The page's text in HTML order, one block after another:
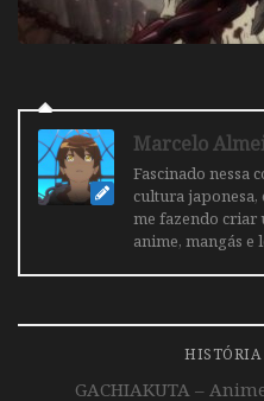
Marcelo
Fascinado nessa
cultura japonesa,
me fazendo criar
anime, mangás e
HISTÓRIA
GACHIAKUTA –